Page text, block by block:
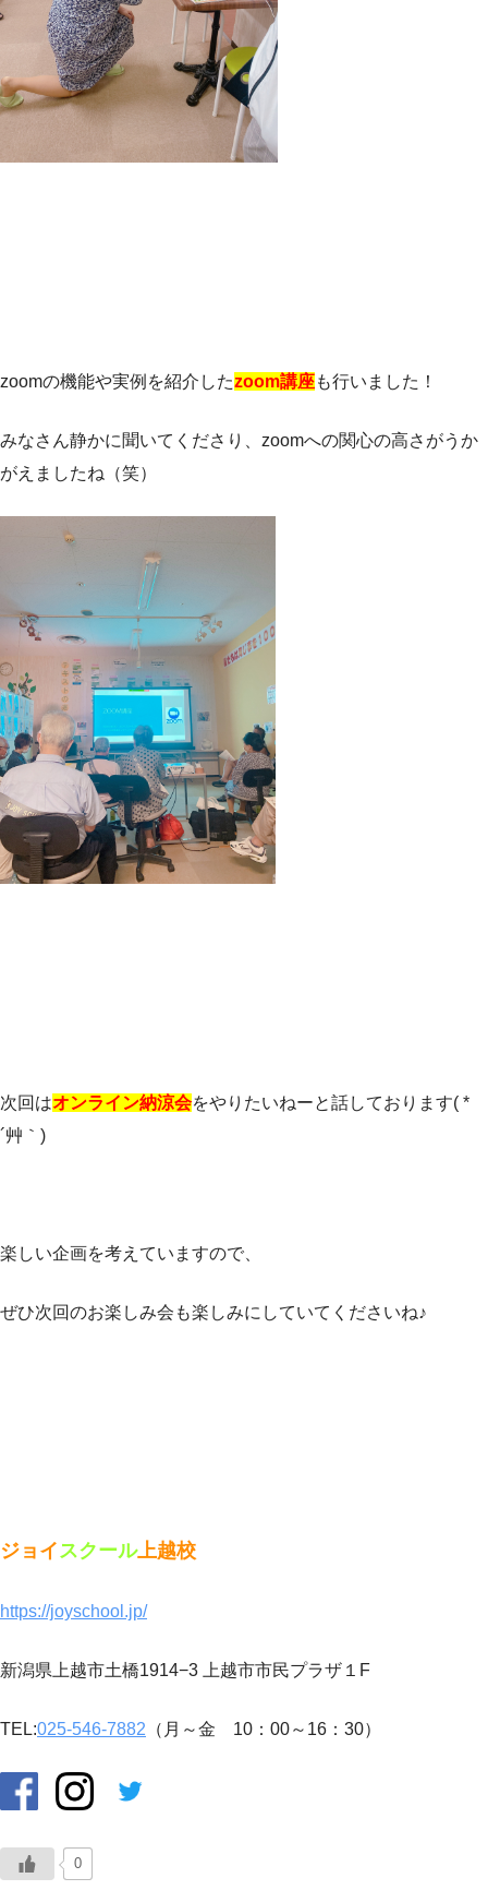
zoomの機能や実例を紹介したzoom講座も行いました！
みなさん静かに聞いてくださり、zoomへの関心の高さがうか
がえましたね（笑）
次回はオンライン納涼会をやりたいねーと話しております( *
´艸｀)
楽しい企画を考えていますので、
ぜひ次回のお楽しみ会も楽しみにしていてくださいね♪
ジョイスクール上越校
https://joyschool.jp/
新潟県上越市土橋1914−3 上越市市民プラザ１F
TEL:025-546-7882 （月～金 10：00～16：30）
0